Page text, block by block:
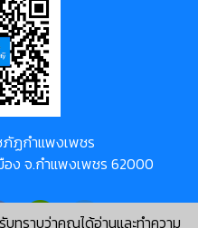
ทราบว่าคุณได้อ่านและทำความ
ภัฏกำแพงเพชร
อง จ.กำแพงเพชร 62000